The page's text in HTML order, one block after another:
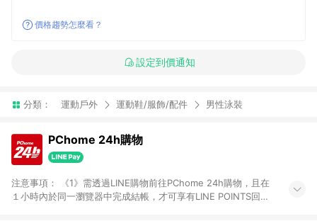
價格趨勢怎麼看？
設定到價通知
分類： 運動戶外 運動鞋/服飾/配件 男性泳裝
PChome 24h購物
注意事項： 《1》需透過LINE購物前往PChome 24h購物，且在
１小時內於同一瀏覽器中完成結帳，才可享有LINE POINTS回饋